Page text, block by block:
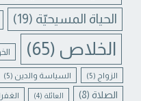
الحياة المسيحيّة (19)
الخلاص (65)
الزواج (5) السياسة والدين (5)
الصلاة (8) العائلة (4)